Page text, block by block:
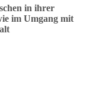
in ihrer
im Umgang mit